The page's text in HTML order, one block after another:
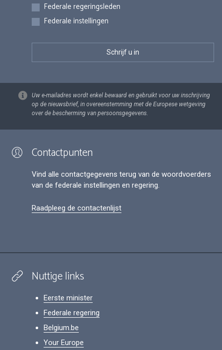
Federale regeringsleden
Federale instellingen
Uw e-mailadres wordt enkel bewaard en gebruikt voor uw inschrijving
op de nieuwsbrief, in overeenstemming met de Europese wetgeving
over de bescherming van persoonsgegevens.
Contactpunten
Vind alle contactgegevens terug van de woordvoerders
van de federale instellingen en regering.
Raadpleeg de contactenlijst
Nuttige links
Eerste minister
Federale regering
Belgium.be
Your Europe